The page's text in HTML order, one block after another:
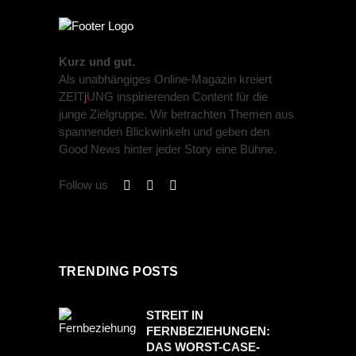
Kurz und gut.
Als unabhängiges Online-Magazin kreiert
ZEITjUNG inspirierenden Content für die
junge Zielgruppe. Wir betrachten Themen aus
spannenden Blickwinkeln und geben den
Good News hinter jeder Story eine Bühne.
Follow us
TRENDING POSTS
STREIT IN
FERNBEZIEHUNGEN:
DAS WORST-CASE-